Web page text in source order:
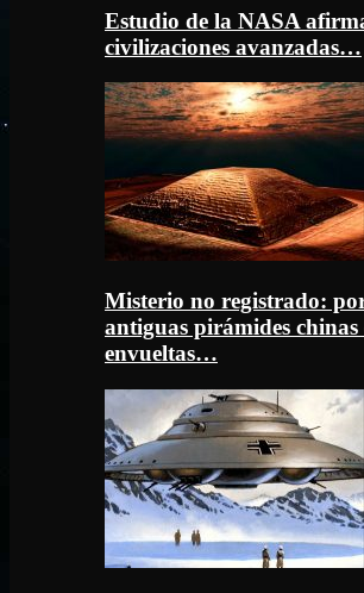
Estudio de la NASA
civilizaciones avanzadas…
Misterio no registrado:
antiguas pirámides chinas
envueltas…